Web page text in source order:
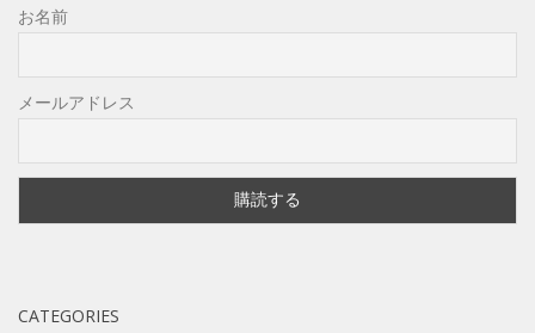
お名前
メールアドレス
CATEGORIES